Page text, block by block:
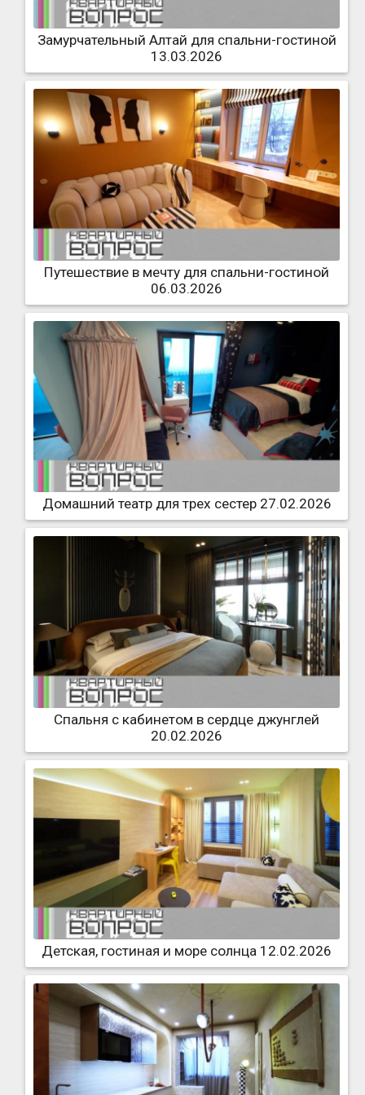
Замурчательный Алтай для спальни-гостиной
13.03.2026
Путешествие в мечту для спальни-гостиной
06.03.2026
Домашний театр для трех сестер 27.02.2026
Спальня с кабинетом в сердце джунглей
20.02.2026
Детская, гостиная и море солнца 12.02.2026